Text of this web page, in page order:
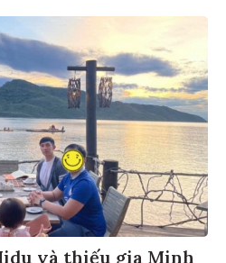
và thiếu gia Minh